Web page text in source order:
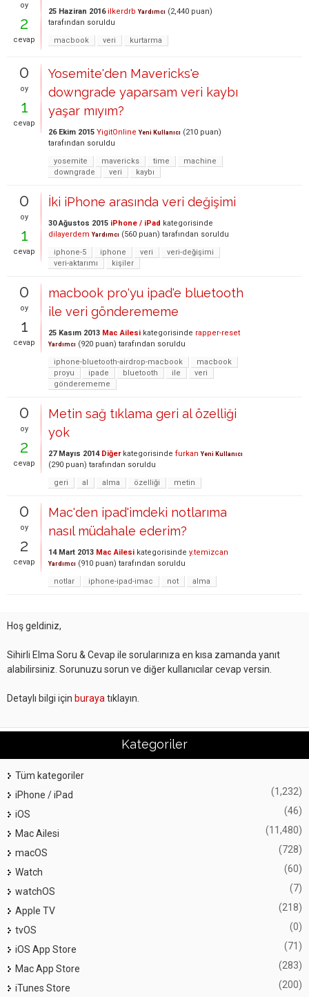
oy
2
cevap
25 Haziran 2016 ilkerdrb Yardımcı (2,440 puan)
tarafından soruldu
macbook
veri kurtarma
0
oy
1
cevap
Yosemite'den Mavericks'e
downgrade yaparsam veri kaybı
yaşar mıyım?
26 Ekim 2015 YigitOnline Yeni Kullanıcı (210 puan)
tarafından soruldu
yosemite
mavericks time
machine
downgrade
veri kaybı
0
oy
1
cevap
İki iPhone arasında veri değişimi
30 Ağustos 2015 iPhone / iPad kategorisinde
dilayerdem Yardımcı (560 puan) tarafından soruldu
iphone-5
iphone veri
veri-değişimi
veri-aktarımı
kişiler
0
oy
1
cevap
macbook pro'yu ipad'e bluetooth
ile veri gönderememe
25 Kasım 2013 Mac Ailesi kategorisinde rapper-reset
Yardımcı (920 puan) tarafından soruldu
iphone-bluetooth-airdrop-macbook
macbook
proyu
ipade bluetooth ile
veri
gönderememe
0
oy
2
cevap
Metin sağ tıklama geri al özelliği
yok
27 Mayıs 2014 Diğerkategorisinde furkan Yeni Kullanıcı
(290 puan) tarafından soruldu
geri
al alma özelliği metin
0
oy
2
cevap
Mac'den ipad'imdeki notlarıma
nasıl müdahale ederim?
14 Mart 2013 Mac Ailesi kategorisinde y.temizcan
Yardımcı (910 puan) tarafından soruldu
notlar
iphone-ipad-imac not alma
Hoş geldiniz,
Sihirli Elma Soru & Cevap ile sorularınıza en kısa zamanda yanıt
alabilirsiniz. Sorunuzu sorun ve diğer kullanıcılar cevap versin.
Detaylı bilgi için buraya tıklayın.
Kategoriler
Tüm kategoriler
iPhone / iPad
(1,232)
iOS (46)
Mac Ailesi (11,480)
macOS (728)
Watch (60)
watchOS (7)
Apple TV (218)
tvOS (0)
iOS App Store (71)
Mac App Store (283)
iTunes Store (200)